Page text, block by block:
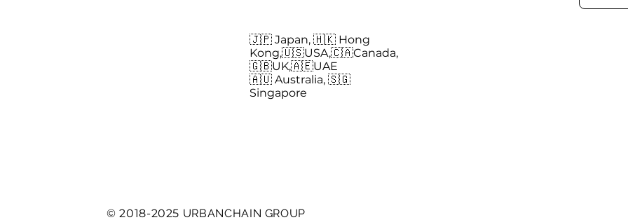
🇯🇵 Japan, 🇭🇰 Hong
Kong,🇺🇸USA,🇨🇦Canada,
🇬🇧UK,🇦🇪UAE
🇦🇺 Australia, 🇸🇬
Singapore
© 2018-2025 URBANCHAIN GROUP